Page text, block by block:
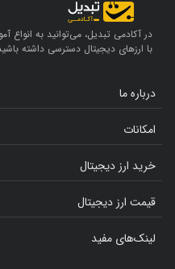
در آکادمی تبدیل، می‌توانید به
با ارزهای دیجیتال دسترسی داشته
درباره ما
امکانات
خرید ارز دیجیتال
قیمت ارز دیجیتال
لینک‌های مفید